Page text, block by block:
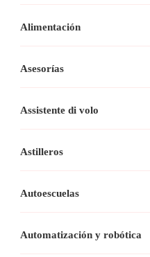
Alimentación
Asesorías
Assistente di volo
Astilleros
Autoescuelas
Automatización y robótica